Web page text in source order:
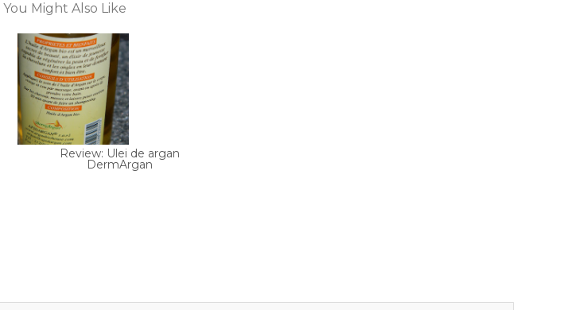
You Might Also Like
Review: Ulei de argan
DermArgan